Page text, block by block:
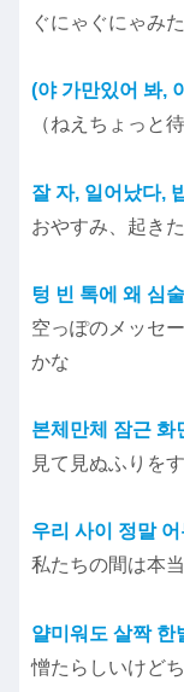
ぐにゃぐにゃみ
(야 가만있어 봐,
（ねえちょっと
잘 자, 일어났다,
おやすみ、起き
텅 빈 톡에 왜 심
空っぽのメッセ
かな
본체만체 잠근 화
見て見ぬふりを
우리 사이 정말
私たちの間は本
얄미워도 살짝 한
憎たらしいけど